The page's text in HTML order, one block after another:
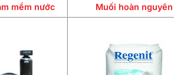
mềm nước Muối hoàn nguyên